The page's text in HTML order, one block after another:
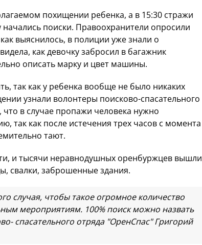
похищении ребенка, а в 15:30 стражи
поиски. Правоохранители опросили
выяснилось, в полиции уже знали о
как девочку забросил в багажник
описать марку и цвет машины.
так как у ребенка вообще не было никаких
узнали волонтеры поисково-спасательного
в случае пропажи человека нужно
так как после истечения трех часов с момента
тают.
и тысячи неравнодушных оренбуржцев вышли
свалки, заброшенные здания.
случая, чтобы такое огромное количество
мероприятиям. 100% поиск можно назвать
спасательного отряда "ОренСпас" Григорий